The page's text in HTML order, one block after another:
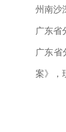
州南沙
广东省
广东省
案》，